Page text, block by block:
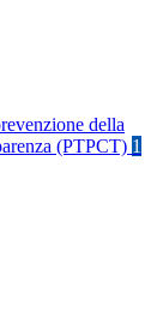
della
(PTPCT) 1